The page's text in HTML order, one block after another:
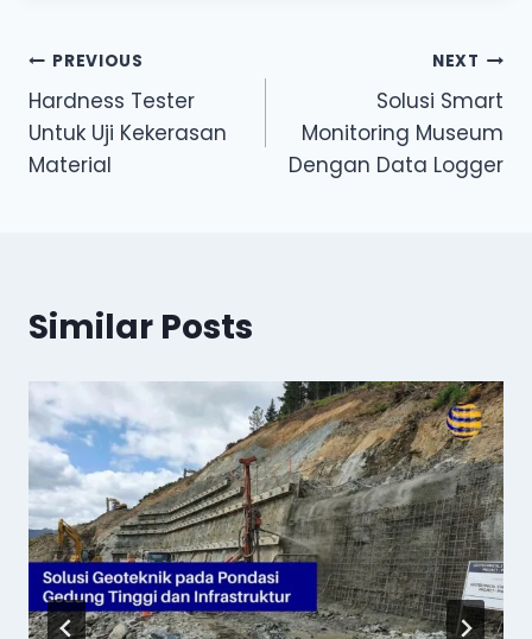
Post
navigation
PREVIOUS
Hardness Tester
Untuk Uji Kekerasan
Material
NEXT
Solusi Smart
Monitoring Museum
Dengan Data Logger
Similar Posts